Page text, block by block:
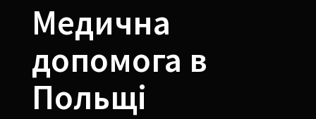
Медична
допомога в
Польщі